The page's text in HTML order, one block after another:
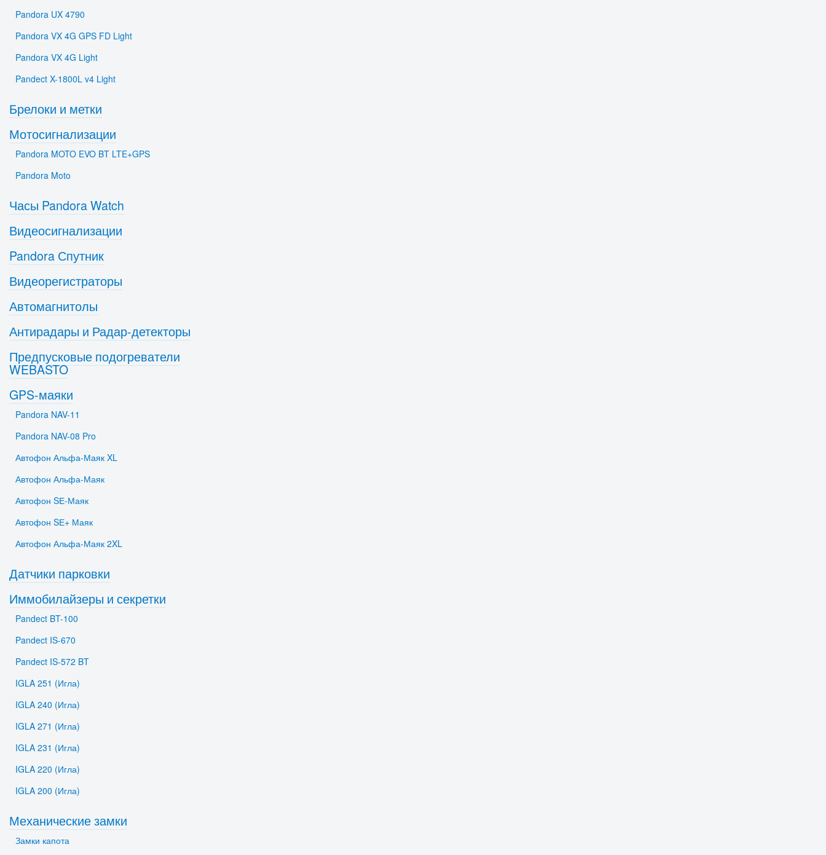
Pandora UX 4790
Pandora VX 4G GPS FD Light
Pandora VX 4G Light
Pandect X-1800L v4 Light
Брелоки и метки
Мотосигнализации
Pandora MOTO EVO BT LTE+GPS
Pandora Moto
Часы Pandora Watch
Видеосигнализации
Pandora Спутник
Видеорегистраторы
Автомагнитолы
Антирадары и Радар-детекторы
Предпусковые подогреватели
WEBASTO
GPS-маяки
Pandora NAV-11
Pandora NAV-08 Pro
Автофон Альфа-Маяк XL
Автофон Альфа-Маяк
Автофон SЕ-Маяк
Автофон SЕ+ Маяк
Автофон Альфа-Маяк 2XL
Датчики парковки
Иммобилайзеры и секретки
Pandect BT-100
Pandect IS-670
Pandect IS-572 BT
IGLA 251 (Игла)
IGLA 240 (Игла)
IGLA 271 (Игла)
IGLA 231 (Игла)
IGLA 220 (Игла)
IGLA 200 (Игла)
Механические замки
Замки капота